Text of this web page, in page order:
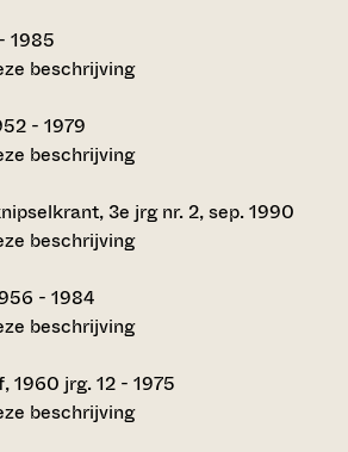
1985
beschrijving
- 1979
beschrijving
3e jrg nr. 2, sep. 1990
beschrijving
- 1984
beschrijving
1960 jrg. 12 - 1975
beschrijving